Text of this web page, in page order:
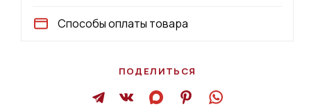
Способы оплаты товара
ПОДЕЛИТЬСЯ